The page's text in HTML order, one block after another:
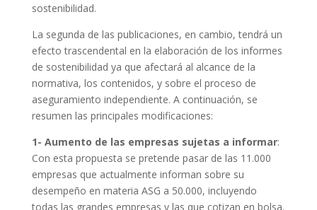
sostenibilidad.
La segunda de las publicaciones, en cambio, tendrá un
efecto trascendental en la elaboración de los informes
de sostenibilidad ya que afectará al alcance de la
normativa, los contenidos, y sobre el proceso de
aseguramiento independiente. A continuación, se
resumen las principales modificaciones:
1- Aumento de las empresas sujetas a informar:
Con esta propuesta se pretende pasar de las 11.000
empresas que actualmente informan sobre su
desempeño en materia ASG a 50.000, incluyendo
todas las grandes empresas y las que cotizan en bolsa.